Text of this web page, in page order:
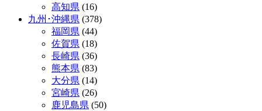
高知県 (16)
九州･沖縄県 (378)
福岡県 (44)
佐賀県 (18)
長崎県 (36)
熊本県 (83)
大分県 (14)
宮崎県 (26)
鹿児島県 (50)